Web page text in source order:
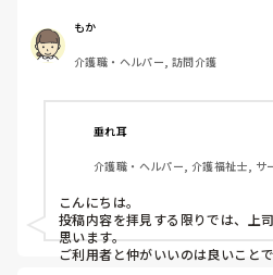
話などもしたりと仲が良いため
です、すみません）こういう理由
の人になるけどいいかという相
わりはいらないから中止でいい
に伝えたら、注意されました。
上司の注意内容
けない。
→ケアマネに中止になることを伝
中止になったとは言わないこと。
もか
介護職・ヘルパー, 訪問介護
垂れ耳
介護職・ヘルパー, 介護福祉士, サ
こんにちは。
投稿内容を拝見する限りでは、上
思います。
ご利用者と仲がいいのは良いこと